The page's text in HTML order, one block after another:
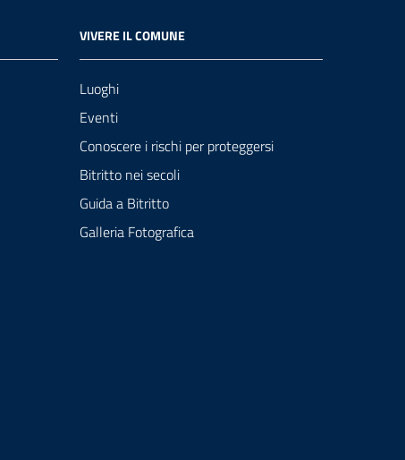
VIVERE IL COMUNE
Luoghi
Eventi
Conoscere i rischi per proteggersi
Bitritto nei secoli
Guida a Bitritto
Galleria Fotografica